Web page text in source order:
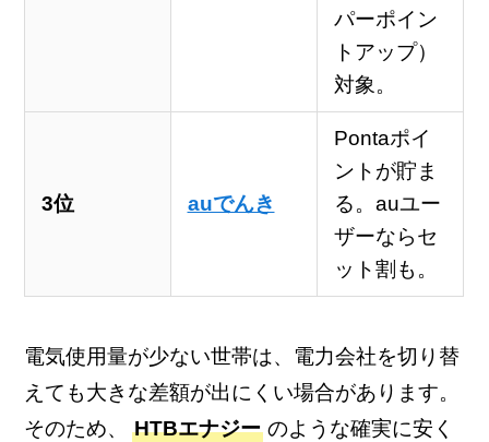
パーポイン
トアップ）
対象。
3位 auでんき
Pontaポイ
ントが貯ま
る。auユー
ザーならセ
ット割も。
電気使用量が少ない世帯は、電力会社を切り替
えても大きな差額が出にくい場合があります。
そのため、
HTBエナジー のような確実に安く